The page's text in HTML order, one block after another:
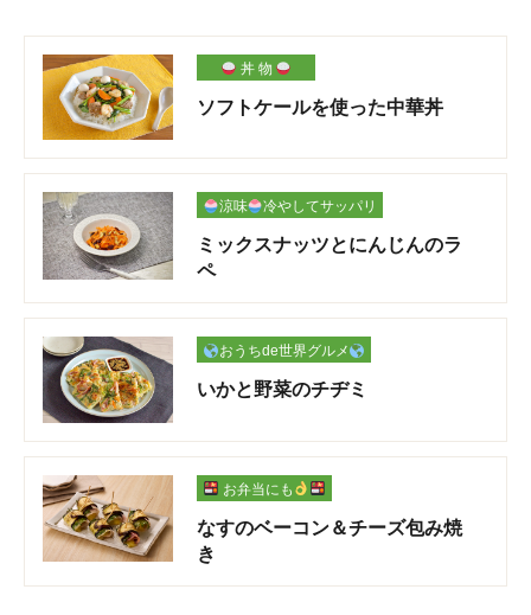
丼 物
ソフトケールを使った中華丼
涼味 冷やしてサッパリ
ミックスナッツとにんじんのラ
ペ
おうちde世界グルメ
いかと野菜のチヂミ
お弁当にも
なすのベーコン＆チーズ包み焼
き